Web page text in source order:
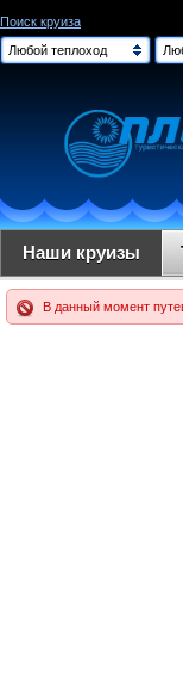
Поиск круиза
Любой теплоход
Наши круизы
В данный момент